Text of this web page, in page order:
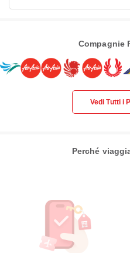
Compagnie
Vedi Tutti i
Perché